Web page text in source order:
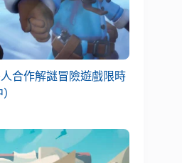
人合作解謎冒險遊戲限時